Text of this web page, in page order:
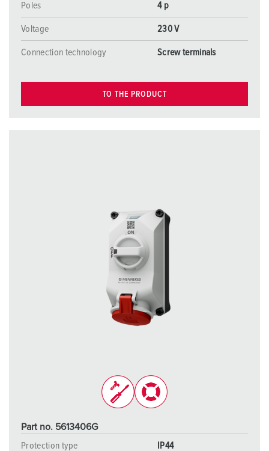
Poles 4 p
Voltage 230 V
Connection technology Screw terminals
TO THE PRODUCT
Part no. 5613406G
Protection type
IP44